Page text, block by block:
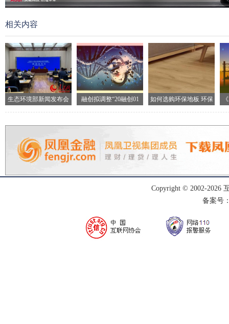
相关内容
生态环境部新闻发布会
现场
融创拟调整“20融创01
如何选购环保地板 环保
地
Copyright © 2002-2026
备案号